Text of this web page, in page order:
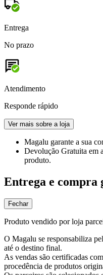
Entrega
No prazo
Atendimento
Responde rápido
Ver mais sobre a loja
Magalu garante a sua
Devolução Gratuita em
produto.
Entrega e compra
Fechar
Produto vendido por loja
O Magalu se responsabiliza
até o destino final.
As vendas são certificadas
procedência de produtos